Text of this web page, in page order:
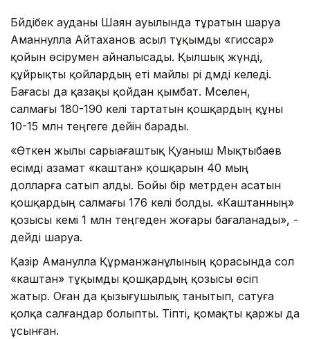
Бәйдібек ауданы Шаян ауылында тұратын шаруа
Аманнулла Айтаханов асыл тұқымды «гиссар»
қойын өсірумен айналысады. Қылшық жүнді,
құйрықты қойлардың еті майлы әрі дәмді келеді.
Бағасы да қазақы қойдан қымбат. Мәселен,
салмағы 180-190 келі тартатын қошқардың құны
10-15 млн теңгеге дейін барады.
«Өткен жылы сарыағаштық Қуаныш Мықтыбаев
есімді азамат «каштан» қошқарын 40 мың
долларға сатып алды. Бойы бір метрден асатын
қошқардың салмағы 176 келі болды. «Каштанның»
қозысы кемі 1 млн теңгеден жоғары бағаланады», -
дейді шаруа.
Қазір Аманулла Құрманжанұлының қорасында сол
«каштан» тұқымды қошқардың қозысы өсіп
жатыр. Оған да қызығушылық танытып, сатуға
қолқа салғандар болыпты. Тіпті, қомақты қаржы да
ұсынған.